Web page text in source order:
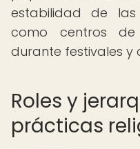
estabilidad de las
como centros
durante festivales y
Roles y
prácticas